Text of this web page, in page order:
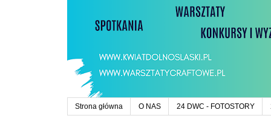
Strona główna O NAS 24 DWC - FOTOSTORY